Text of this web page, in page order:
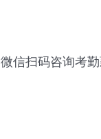
微信扫码咨询考